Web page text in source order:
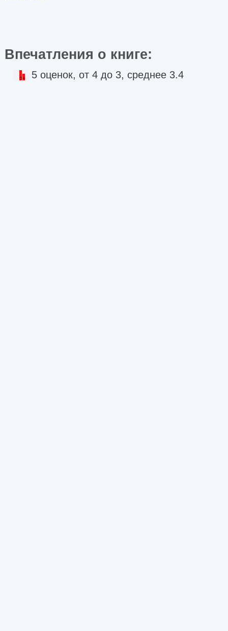
Впечатления о книге:
5 оценок, от 4 до 3, среднее 3.4